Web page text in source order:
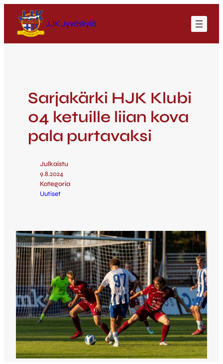
JJK Jyväskylä
Sarjakärki HJK Klubi
04 ketuille liian kova
pala purtavaksi
Julkaistu
9.8.2024
Kategoria
Uutiset